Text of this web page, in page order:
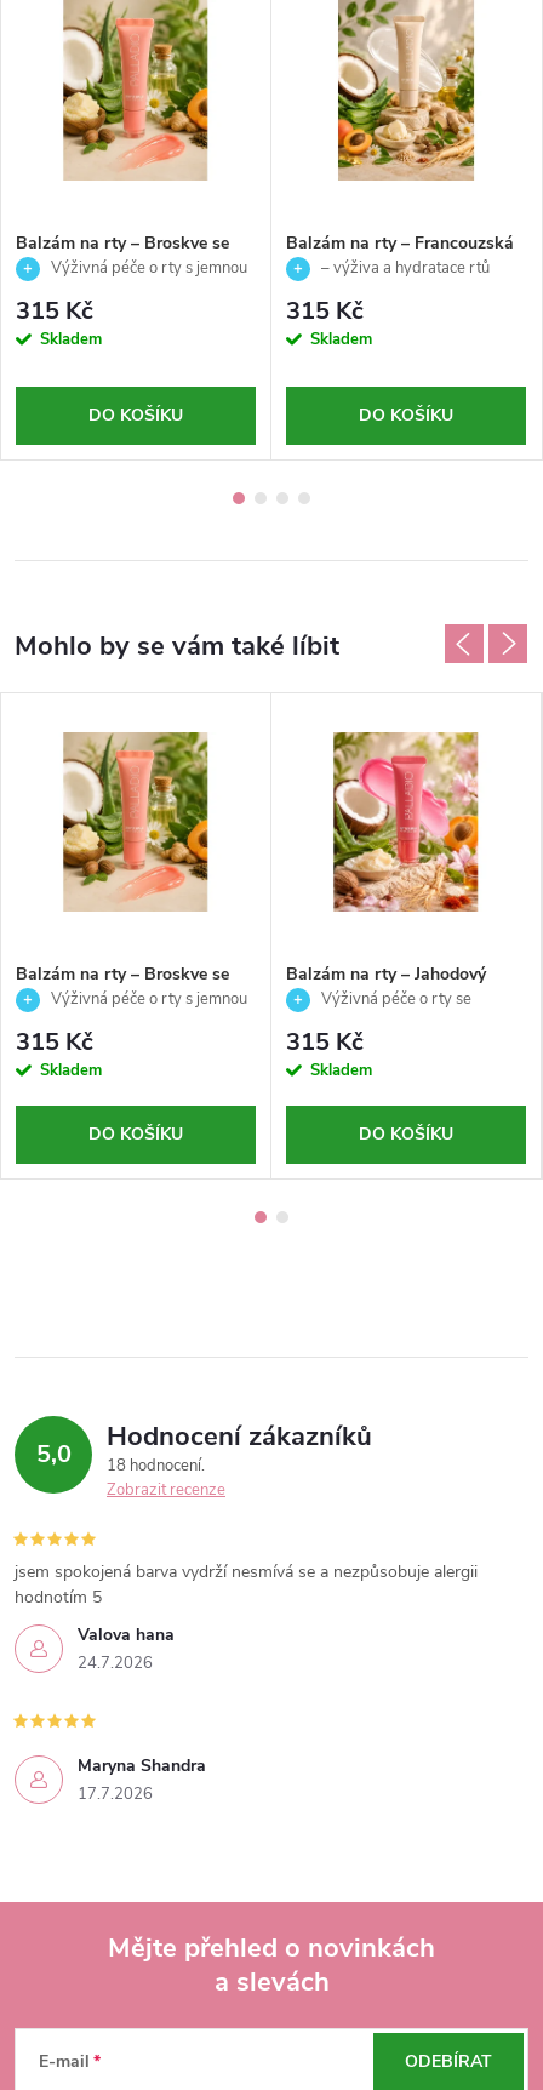
Balzám na rty – Broskve se
smetanou-Palladio-10g
Výživná péče o rty s jemnou
315 Kč
Skladem
DO KOŠÍKU
Balzám na rty – Francouzská
vanilka - Palladio - 10g
– výživa a hydratace rtů
315 Kč
Skladem
DO KOŠÍKU
Balzám na rty – Broskve se
smetanou-Palladio-10g
Výživná péče o rty s jemnou
315 Kč
Skladem
DO KOŠÍKU
Balzám na rty – Jahodový
dortík - Palladio -10g
Výživná péče o rty se
315 Kč
Skladem
DO KOŠÍKU
5,0 Hodnocení zákazníků
18 hodnocení
Zobrazit recenze
Valova hana
24.7.2026
jsem spokojená barva vydrží nesmívá se a nezpůsobuje alergii
hodnotím 5
Maryna Shandra
17.7.2026
Mějte přehled o novinkách
a slevách
E-mail ODEBÍRAT